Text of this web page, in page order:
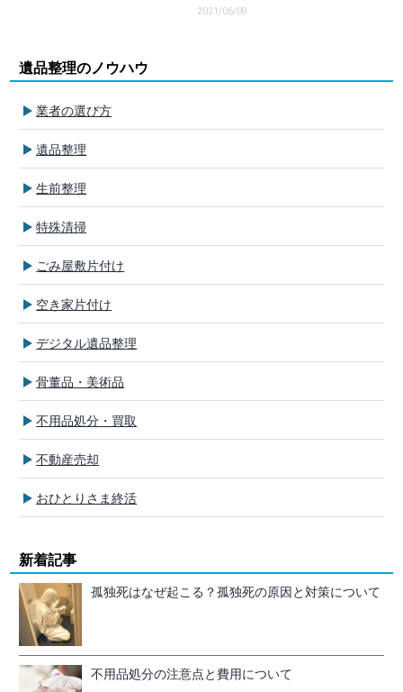
2021/06/09
遺品整理のノウハウ
業者の選び方
遺品整理
生前整理
特殊清掃
ごみ屋敷片付け
空き家片付け
デジタル遺品整理
骨董品・美術品
不用品処分・買取
不動産売却
おひとりさま終活
新着記事
孤独死はなぜ起こる？孤独死の原因と対策について
不用品処分の注意点と費用について